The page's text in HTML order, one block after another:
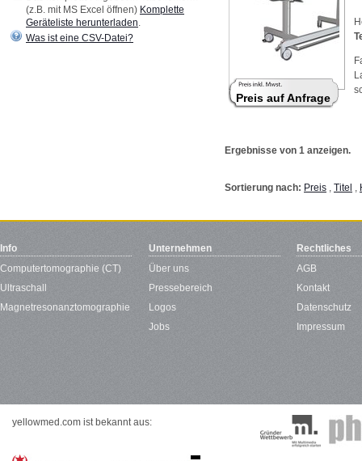
Preis auf Anfrage
Ergebnisse von 1 anzeigen.
Sortierung nach: Preis , Titel ,
(z.B. mit MS Excel öffnen) Komplette
Geräteliste herunterladen
Was ist eine CSV-Datei?
Info
Computertomographie (CT)
Ultraschall
Magnetresonanztomographie
Unternehmen
Über uns
Pressebereich
Logos
Jobs
Rechtliches
AGB
Kontakt
Datenschutz
Impressum
yellowmed.com ist bekannt aus: